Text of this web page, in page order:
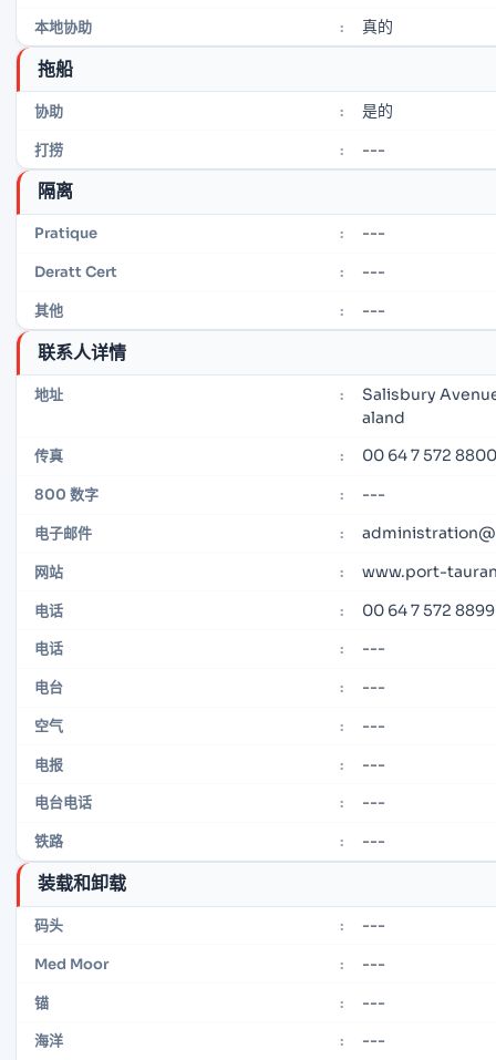
本地协助 : 真的
拖船
协助 : 是的
打捞 : ---
隔离
Pratique : ---
Deratt Cert : ---
其他 : ---
联系人详情
地址 :
Salisbury
aland
传真 : 00 64 7 572 8800
800 数字 : ---
电子邮件 :
网站 : www.port-
电话 : 00 64 7 572 8899
电话 : ---
电台 : ---
空气 : ---
电报 : ---
电台电话 : ---
铁路 : ---
装载和卸载
码头 : ---
Med Moor : ---
锚 : ---
海洋 : ---